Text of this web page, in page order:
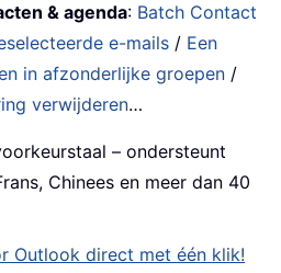
& agenda: Batch Contact
e-mails / Een
in afzonderlijke groepen /
verwijderen…
– ondersteunt
Chinees en meer dan 40
Outlook direct met één klik!